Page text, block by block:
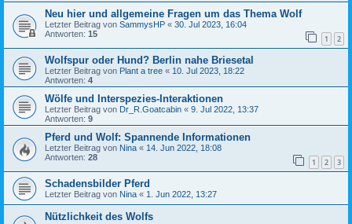
Neu hier und allgemeine Fragen um das Thema Wolf
Letzter Beitrag von SammysHP « 30. Jul 2023, 16:04
Antworten: 15 1 2
Wolfspur oder Hund? Berlin nahe Briesetal
Letzter Beitrag von Plant a tree « 10. Jul 2023, 18:22
Antworten: 4
Wölfe und Interspezies-Interaktionen
Letzter Beitrag von Dr_R.Goatcabin « 9. Jul 2022, 13:37
Antworten: 9
Pferd und Wolf: Spannende Informationen
Letzter Beitrag von Nina « 14. Jun 2022, 18:08
Antworten: 28 1 2 3
Schadensbilder Pferd
Letzter Beitrag von Nina « 1. Jun 2022, 13:27
Nützlichkeit des Wolfs